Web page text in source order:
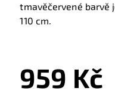
tmavěčervené barvě
110 cm.
959 Kč